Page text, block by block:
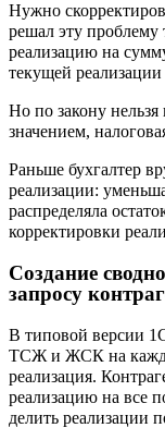
Нужно
решал эту
реализацию на
текущей
Но по закону
значением,
Раньше бухгалтер
реализации:
распределяла
корректировки
Создание
запросу
В типовой версии
ТСЖ и ЖСК на
реализация.
реализацию на все
делить реализации